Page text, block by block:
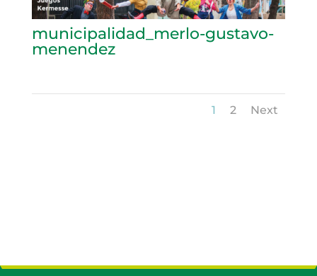
municipalidad_merlo-gustavo-
menendez
1 2 Next